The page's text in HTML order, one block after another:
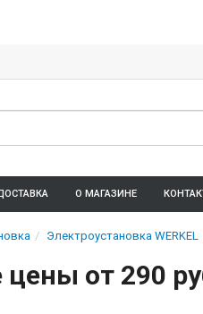
О МАГАЗИНЕ
Электроустановка WERKEL
от 290